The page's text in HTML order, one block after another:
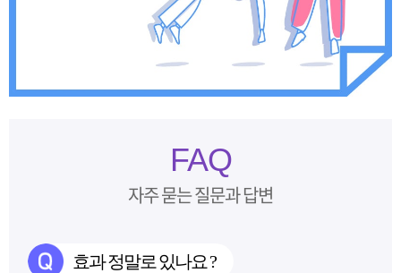
FAQ
자주 묻는 질문과 답변
효과 정말로 있나요 ?